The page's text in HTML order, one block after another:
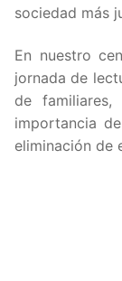
sociedad más
En nuestro
jornada de
de familiares,
importancia
eliminación de